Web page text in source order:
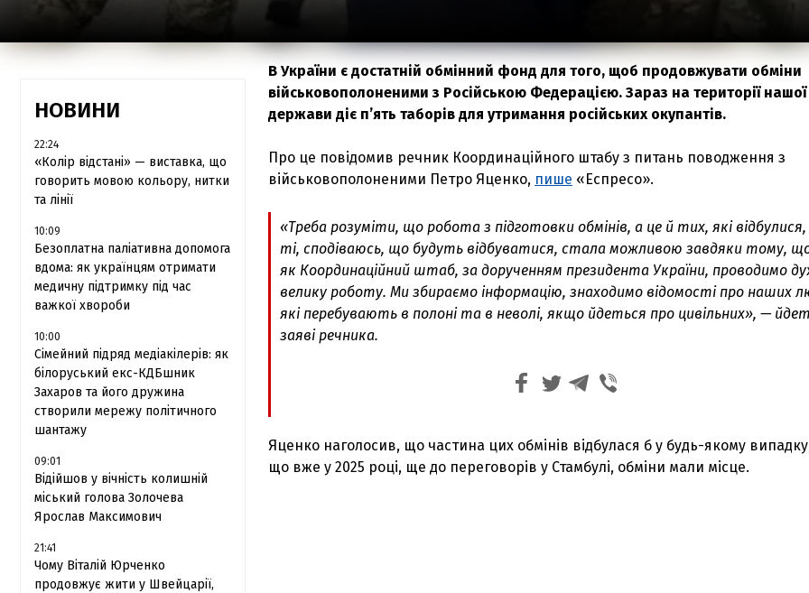
НОВИНИ
22:24
«Колір відстані» — виставка, що
говорить мовою кольору, нитки
та лінії
10:09
Безоплатна паліативна допомога
вдома: як українцям отримати
медичну підтримку під час
важкої хвороби
10:00
Сімейний підряд медіакілерів: як
білоруський екс-КДБшник
Захаров та його дружина
створили мережу політичного
шантажу
09:01
Відійшов у вічність колишній
міський голова Золочева
Ярослав Максимович
21:41
Чому Віталій Юрченко
продовжує жити у Швейцарії,
В України є достатній обмінний фонд для того, щоб продовжувати обміни
військовополоненими з Російською Федерацією. Зараз на території нашої
держави діє п’ять таборів для утримання російських окупантів.
Про це повідомив речник Координаційного штабу з питань поводження з
військовополоненими Петро Яценко, пише «Еспресо».
«Треба розуміти, що робота з підготовки обмінів, а це й тих, які
ті, сподіваюсь, що будуть відбуватися, стала можливою завдяки тому,
як Координаційний штаб, за дорученням президента України, проводимо
велику роботу. Ми збираємо інформацію, знаходимо відомості про наших
які перебувають в полоні та в неволі, якщо йдеться про цивільних», —
заяві речника.
Яценко наголосив, що частина цих обмінів відбулася б у будь-якому
що вже у 2025 році, ще до переговорів у Стамбулі, обміни мали місце.